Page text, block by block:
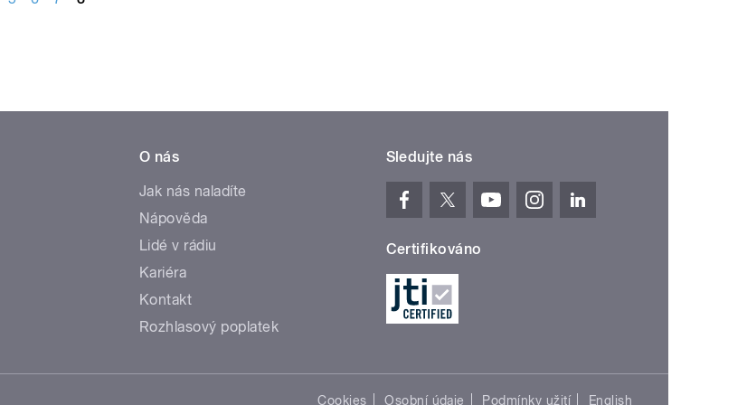
O nás
Jak nás naladíte
Nápověda
Lidé v rádiu
Kariéra
Kontakt
Rozhlasový poplatek
Sledujte nás
Certifikováno
Cookies Osobní údaje Podmínky užití English